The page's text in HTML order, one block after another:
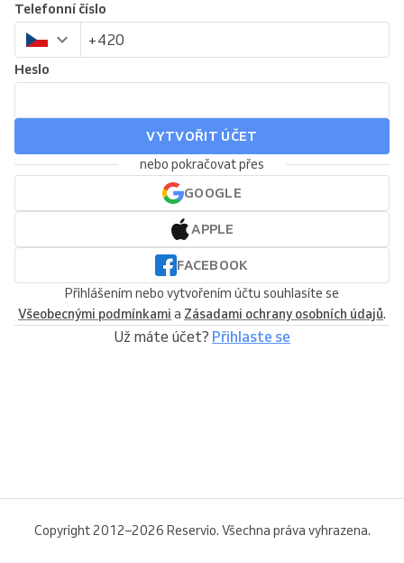
Telefonní číslo
Heslo
VYTVOŘIT ÚČET
nebo pokračovat přes
GOOGLE
APPLE
FACEBOOK
Přihlášením nebo vytvořením účtu souhlasíte se
Všeobecnými podmínkami a Zásadami ochrany osobních údajů.
Už máte účet? Přihlaste se
Copyright 2012–2026 Reservio. Všechna práva vyhrazena.